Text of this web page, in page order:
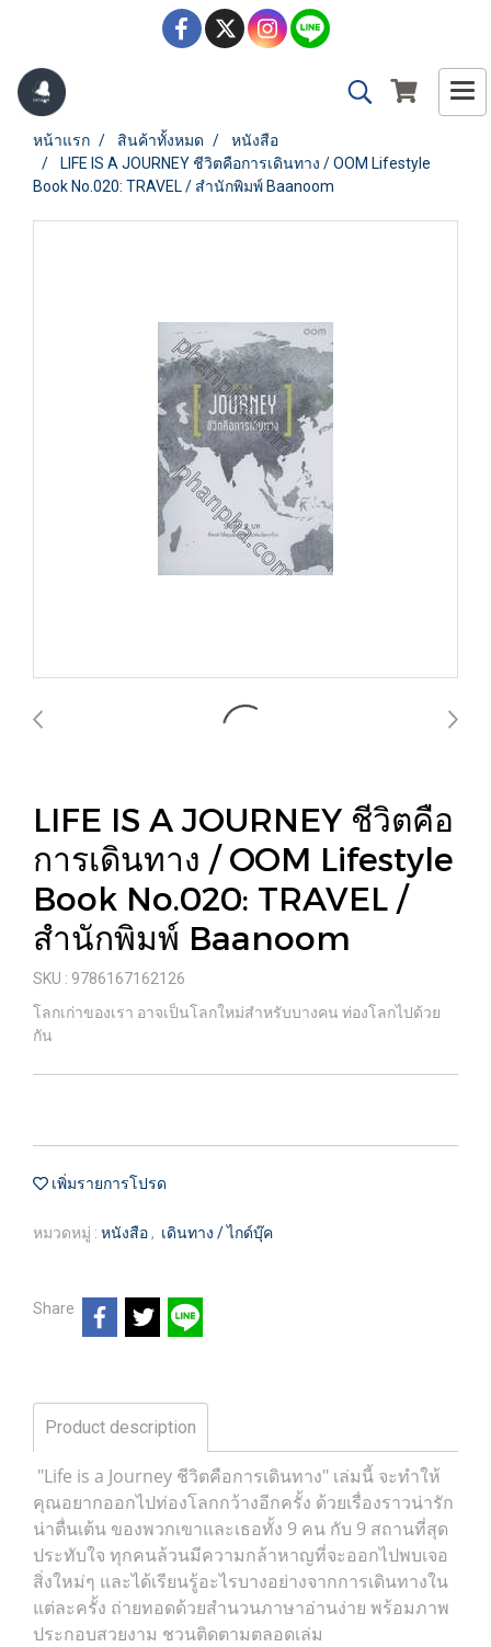
หน้าแรก สินค้าทั้งหมด
หนังสือ
LIFE IS A JOURNEY ชีวิตคือการเดินทาง / OOM Lifestyle
Book No.020: TRAVEL / สำนักพิมพ์ Baanoom
LIFE IS A JOURNEY ชีวิตคือ
การเดินทาง / OOM Lifestyle
Book No.020: TRAVEL /
สำนักพิมพ์ Baanoom
SKU : 9786167162126
โลกเก่าของเรา อาจเป็นโลกใหม่สำหรับบางคน ท่องโลกไปด้วย
กัน
เพิ่มรายการโปรด
หมวดหมู่ : หนังสือ , เดินทาง / ไกด์บุ๊ค
Share
Product description
"Life is a Journey ชีวิตคือการเดินทาง" เล่มนี้ จะทำให้
คุณอยากออกไปท่องโลกกว้างอีกครั้ง ด้วยเรื่องราวน่ารัก
น่าตื่นเต้น ของพวกเขาและเธอทั้ง 9 คน กับ 9 สถานที่สุด
ประทับใจ ทุกคนล้วนมีความกล้าหาญที่จะออกไปพบเจอ
สิ่งใหม่ๆ และได้เรียนรู้อะไรบางอย่างจากการเดินทางใน
แต่ละครั้ง ถ่ายทอดด้วยสำนวนภาษาอ่านง่าย พร้อมภาพ
ประกอบสวยงาม ชวนติดตามตลอดเล่ม